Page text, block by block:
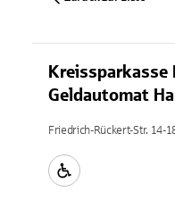
Kreissparkasse
Geldautomat
Friedrich-Rückert-Str. 14-